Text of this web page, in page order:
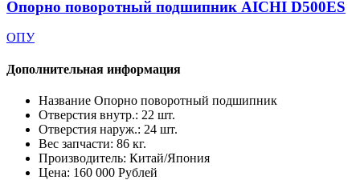
Опорно поворотный подшипник AICHI D500ES
ОПУ
Дополнительная информация
Название Опорно поворотный подшипник
Отверстия внутр.: 22 шт.
Отверстия наруж.: 24 шт.
Вес запчасти: 86 кг.
Производитель: Китай/Япония
Цена: 160 000 Рублей